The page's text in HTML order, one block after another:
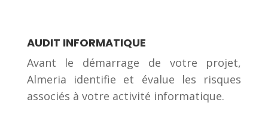
AUDIT INFORMATIQUE
Avant le démarrage de votre projet,
Almeria identifie et évalue les risques
associés à votre activité informatique.